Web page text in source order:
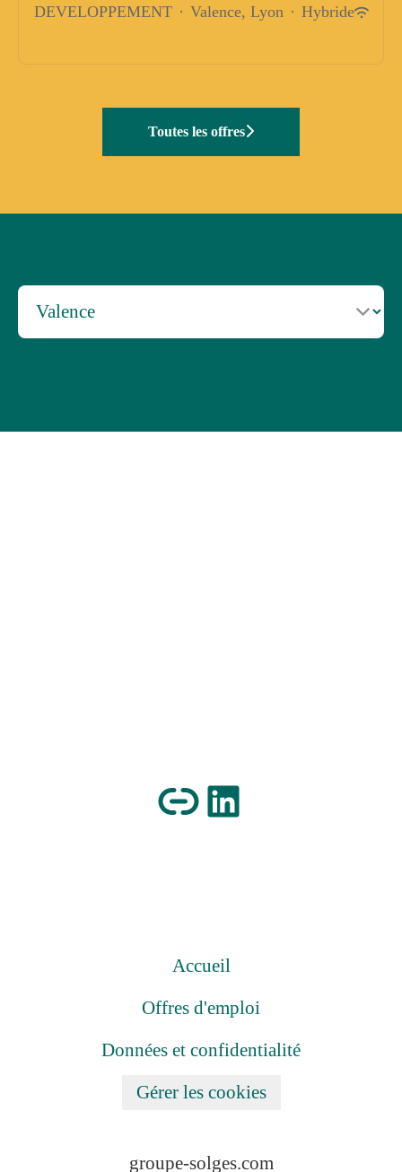
DEVELOPPEMENT · Valence, Lyon · Hybride
Toutes les offres
Accueil
Offres d'emploi
Données et confidentialité
Gérer les cookies
groupe-solges.com